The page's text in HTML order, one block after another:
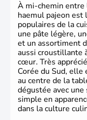
À mi-chemin entre
haemul pajeon est
populaires de la
une pâte légère,
et un assortiment
aussi croustillante
cœur. Très
Corée du Sud,
au centre de la
dégustée avec une
simple en
dans la culture